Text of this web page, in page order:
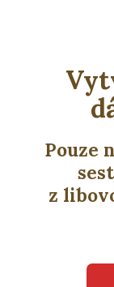
Pouze
z